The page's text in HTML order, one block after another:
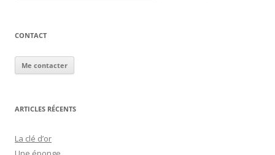
CONTACT
Me contacter
ARTICLES RÉCENTS
La clé d’or